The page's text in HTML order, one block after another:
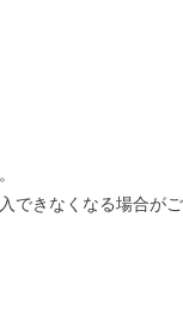
できなくなる場合が